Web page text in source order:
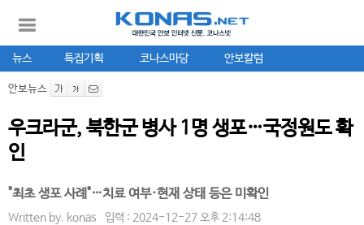
뉴스 특집기획 코나스마당 안보칼럼
안보뉴스
우크라군, 북한군 병사 1명 생포…국정원도 확
인
"최초 생포 사례"…치료 여부·현재 상태 등은 미확인
Written by. konas 입력 : 2024-12-27 오후 2:14:48